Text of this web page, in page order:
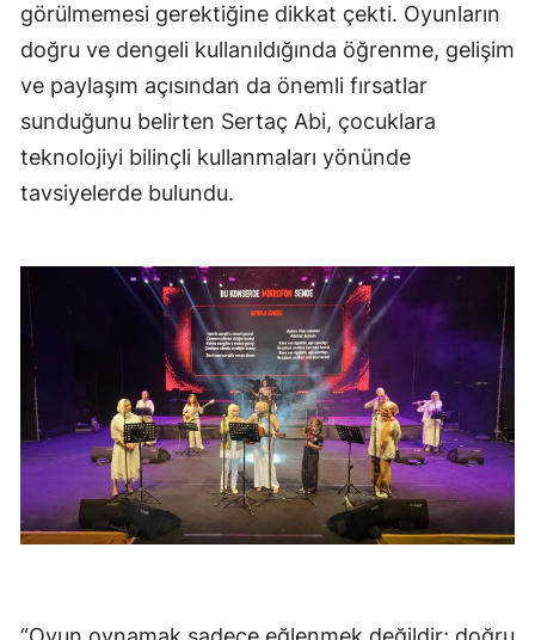
görülmemesi gerektiğine dikkat çekti. Oyunların
doğru ve dengeli kullanıldığında öğrenme, gelişim
ve paylaşım açısından da önemli fırsatlar
sunduğunu belirten Sertaç Abi, çocuklara
teknolojiyi bilinçli kullanmaları yönünde
tavsiyelerde bulundu.